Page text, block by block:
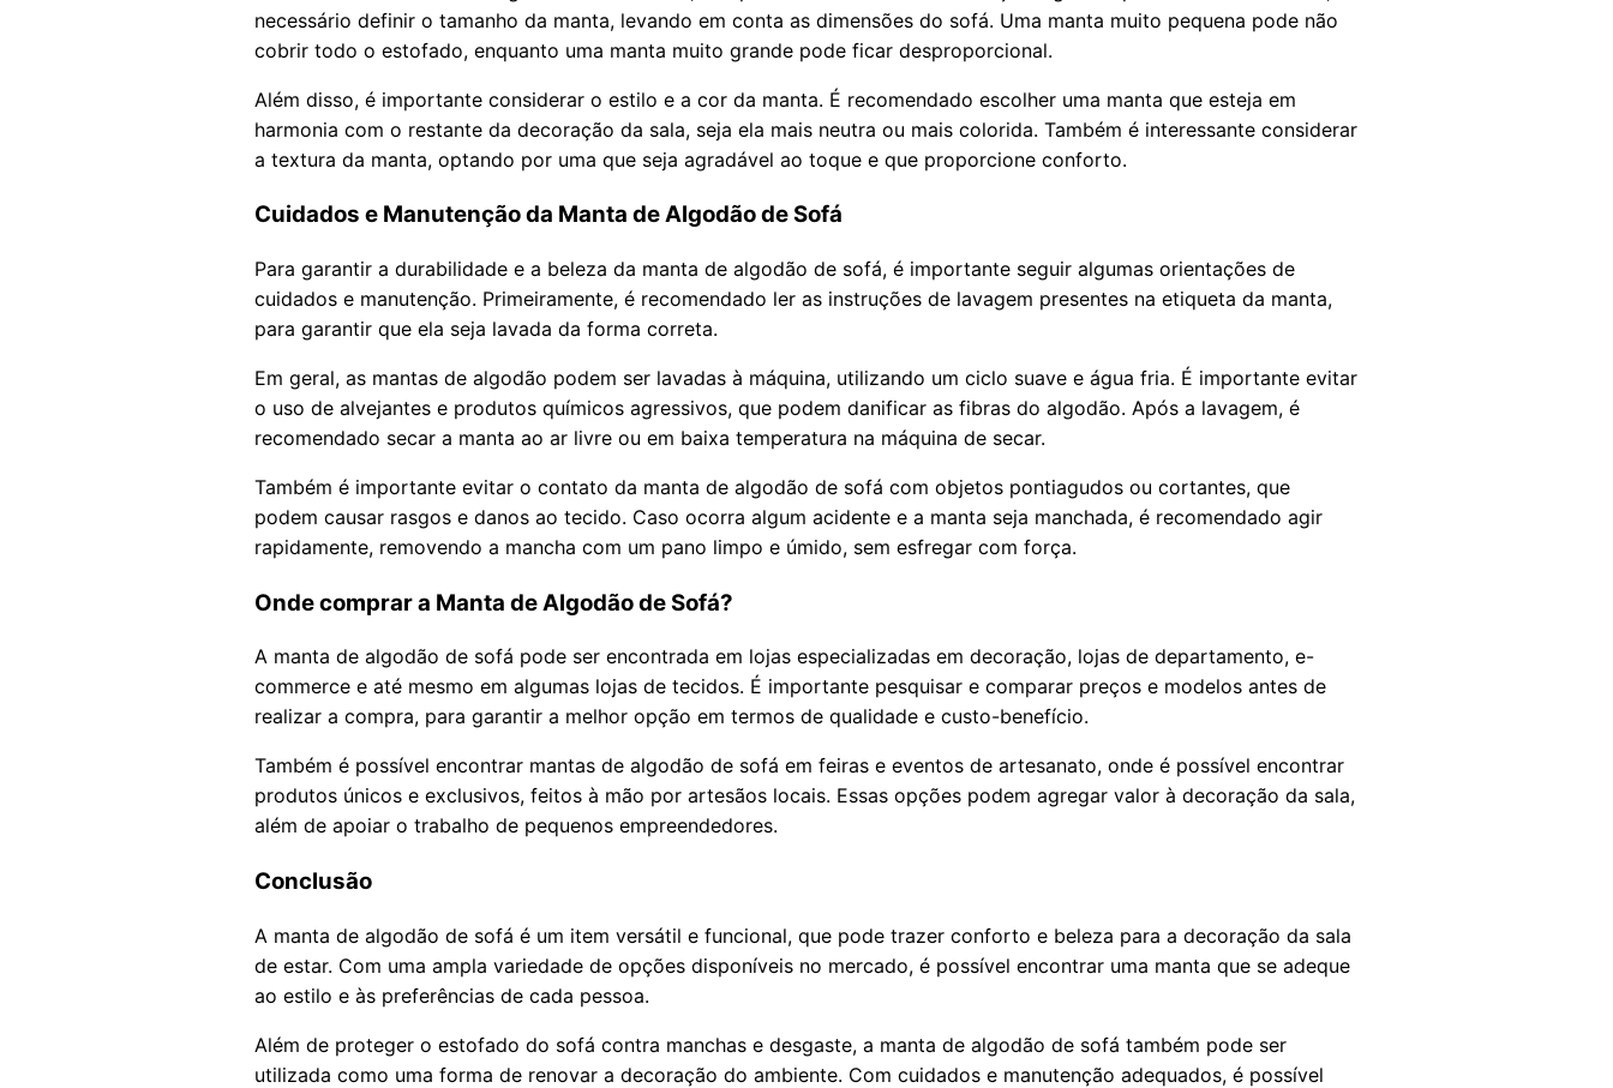
necessário definir o tamanho da manta, levando em conta as dimensões do sofá. Uma manta muito pequena pode não
cobrir todo o estofado, enquanto uma manta muito grande pode ficar desproporcional.
Além disso, é importante considerar o estilo e a cor da manta. É recomendado escolher uma manta que esteja em
harmonia com o restante da decoração da sala, seja ela mais neutra ou mais colorida. Também é interessante considerar
a textura da manta, optando por uma que seja agradável ao toque e que proporcione conforto.
Cuidados e Manutenção da Manta de Algodão de Sofá
Para garantir a durabilidade e a beleza da manta de algodão de sofá, é importante seguir algumas orientações de
cuidados e manutenção. Primeiramente, é recomendado ler as instruções de lavagem presentes na etiqueta da manta,
para garantir que ela seja lavada da forma correta.
Em geral, as mantas de algodão podem ser lavadas à máquina, utilizando um ciclo suave e água fria. É importante evitar
o uso de alvejantes e produtos químicos agressivos, que podem danificar as fibras do algodão. Após a lavagem, é
recomendado secar a manta ao ar livre ou em baixa temperatura na máquina de secar.
Também é importante evitar o contato da manta de algodão de sofá com objetos pontiagudos ou cortantes, que
podem causar rasgos e danos ao tecido. Caso ocorra algum acidente e a manta seja manchada, é recomendado agir
rapidamente, removendo a mancha com um pano limpo e úmido, sem esfregar com força.
Onde comprar a Manta de Algodão de Sofá?
A manta de algodão de sofá pode ser encontrada em lojas especializadas em decoração, lojas de departamento, e-
commerce e até mesmo em algumas lojas de tecidos. É importante pesquisar e comparar preços e modelos antes de
realizar a compra, para garantir a melhor opção em termos de qualidade e custo-benefício.
Também é possível encontrar mantas de algodão de sofá em feiras e eventos de artesanato, onde é possível encontrar
produtos únicos e exclusivos, feitos à mão por artesãos locais. Essas opções podem agregar valor à decoração da sala,
além de apoiar o trabalho de pequenos empreendedores.
Conclusão
A manta de algodão de sofá é um item versátil e funcional, que pode trazer conforto e beleza para a decoração da sala
de estar. Com uma ampla variedade de opções disponíveis no mercado, é possível encontrar uma manta que se adeque
ao estilo e às preferências de cada pessoa.
Além de proteger o estofado do sofá contra manchas e desgaste, a manta de algodão de sofá também pode ser
utilizada como uma forma de renovar a decoração do ambiente. Com cuidados e manutenção adequados, é possível